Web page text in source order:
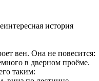
история
вен. Она не повесится:
в дверном проёме.
таким: